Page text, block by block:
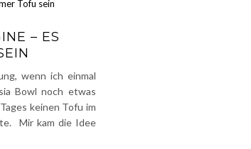
– ES
wenn ich einmal
Bowl noch etwas
keinen Tofu im
Mir kam die Idee